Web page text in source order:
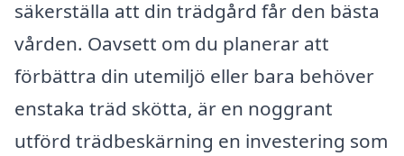
säkerställa att din trädgård får den bästa
vården. Oavsett om du planerar att
förbättra din utemiljö eller bara behöver
enstaka träd skötta, är en noggrant
utförd trädbeskärning en investering som